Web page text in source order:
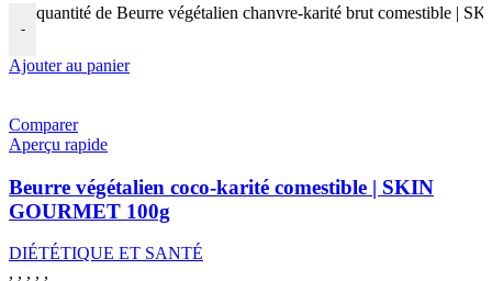
-
quantité de Beurre végétalien chanvre-karité brut comestible |
Ajouter au panier
Comparer
Aperçu rapide
Beurre végétalien coco-karité comestible | SKIN
GOURMET 100g
DIÉTÉTIQUE ET SANTÉ
, , , , ,